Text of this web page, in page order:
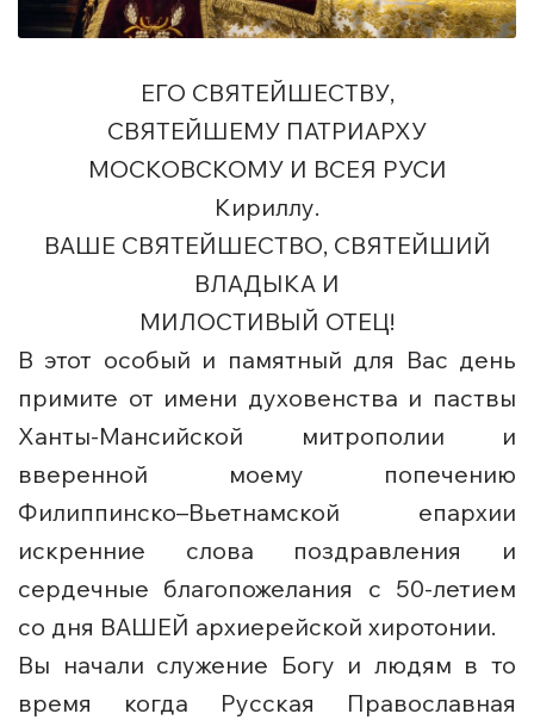
ЕГО СВЯТЕЙШЕСТВУ,
СВЯТЕЙШЕМУ ПАТРИАРХУ
МОСКОВСКОМУ И ВСЕЯ РУСИ
Кириллу.
ВАШЕ СВЯТЕЙШЕСТВО, СВЯТЕЙШИЙ
ВЛАДЫКА И
МИЛОСТИВЫЙ ОТЕЦ!
В этот особый и памятный для Вас день
примите от имени духовенства и паствы
Ханты-Мансийской митрополии и
вверенной моему попечению
Филиппинско–Вьетнамской епархии
искренние слова поздравления и
сердечные благопожелания с 50-летием
со дня ВАШЕЙ архиерейской хиротонии.
Вы начали служение Богу и людям в то
время когда Русская Православная